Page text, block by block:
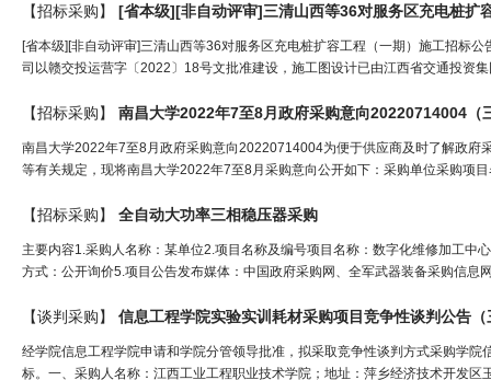
【招标采购】 [省本级][非自动评审]三清山西等36对服务区充电桩扩
[省本级][非自动评审]三清山西等36对服务区充电桩扩容工程（一期）施工招标
司以赣交投运营字〔2022〕18号文批准建设，施工图设计已由江西省交通投资
【招标采购】 南昌大学2022年7至8月政府采购意向20220714004（
南昌大学2022年7至8月政府采购意向20220714004为便于供应商及时了解政
等有关规定，现将南昌大学2022年7至8月采购意向公开如下：采购单位采购项
【招标采购】 全自动大功率三相稳压器采购
主要内容1.采购人名称：某单位2.项目名称及编号项目名称：数字化维修加工
方式：公开询价5.项目公告发布媒体：中国政府采购网、全军武器装备采购信息
【谈判采购】 信息工程学院实验实训耗材采购项目竞争性谈判公告（
经学院信息工程学院申请和学院分管领导批准，拟采取竞争性谈判方式采购学
标。一、采购人名称：江西工业工程职业技术学院；地址：萍乡经济技术开发